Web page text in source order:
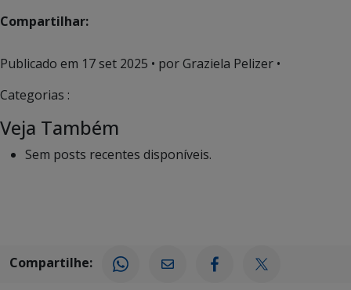
Compartilhar:
Publicado em 17 set 2025 • por Graziela Pelizer •
Categorias :
Veja Também
Sem posts recentes disponíveis.
Compartilhe: